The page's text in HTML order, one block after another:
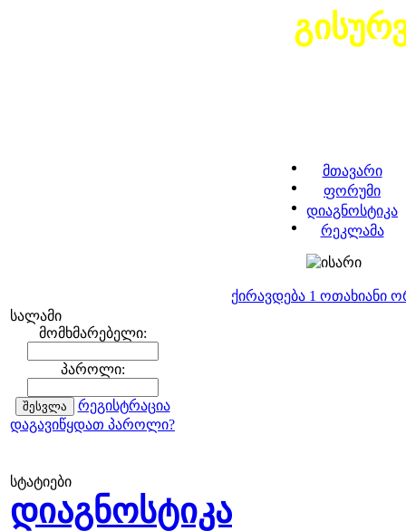
მთავარი
ფორუმი
დიაგნოსტიკა
რეკლამა
ქირავდება 1 ოთახიანი
სალამი
მომხმარებელი:
პაროლი:
რეგისტრაცია
დაგავიწყდათ პაროლი?
სტატიები
დიაგნოსტიკა